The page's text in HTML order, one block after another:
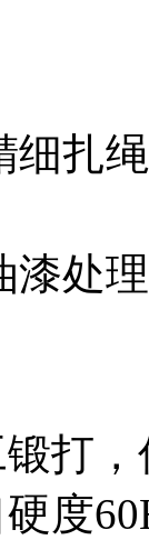
细扎绳
漆处理
打
度